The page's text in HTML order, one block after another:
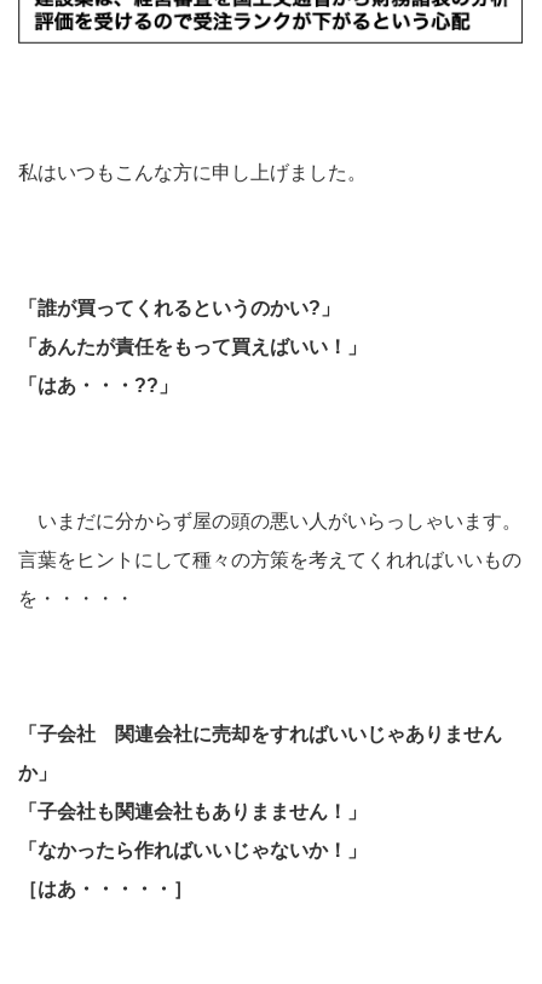
私はいつもこんな方に申し上げました。
「誰が買ってくれるというのかい?」
「あんたが責任をもって買えばいい！」
「はあ・・・??」
いまだに分からず屋の頭の悪い人がいらっしゃいます。
言葉をヒントにして種々の方策を考えてくれればいいもの
を・・・・・
「子会社 関連会社に売却をすればいいじゃありません
か」
「子会社も関連会社もありまません！」
「なかったら作ればいいじゃないか！」
［はあ・・・・・］